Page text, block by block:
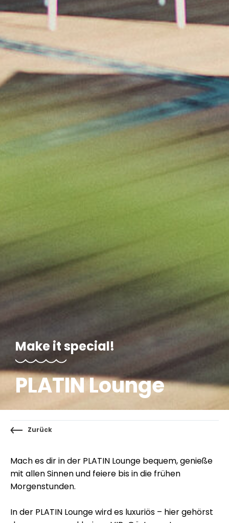
Make it special!
PLATIN Lounge
Zurück
Mach es dir in der PLATIN Lounge bequem, genieße
mit allen Sinnen und feiere bis in die frühen
Morgenstunden.
In der PLATIN Lounge wird es luxuriös – hier gehörst